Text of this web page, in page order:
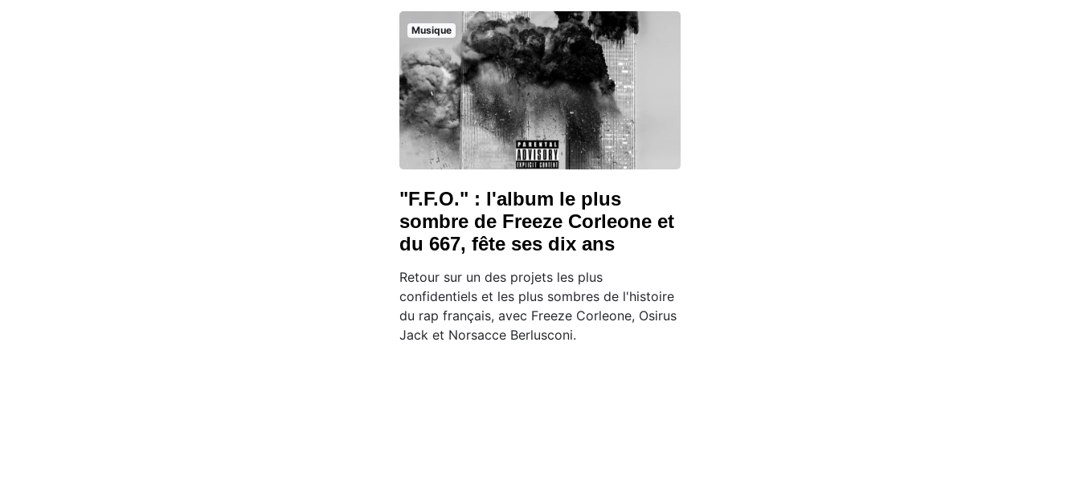
Musique
"F.F.O." : l'album le plus
sombre de Freeze Corleone et
du 667, fête ses dix ans
Retour sur un des projets les plus
confidentiels et les plus sombres de l'histoire
du rap français, avec Freeze Corleone, Osirus
Jack et Norsacce Berlusconi.